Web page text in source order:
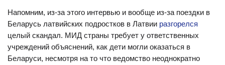
Напомним, из-за этого интервью и вообще из-за поездки в
Беларусь латвийских подростков в Латвии разгорелся
целый скандал. МИД страны требует у ответственных
учреждений объяснений, как дети могли оказаться в
Беларуси, несмотря на то что ведомство неоднократно